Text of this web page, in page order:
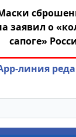
заявил о
сапоге»
линия